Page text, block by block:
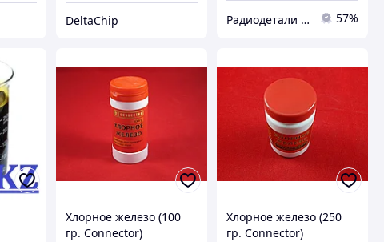
DeltaChip Радиодетали и робототехника в Казахстане "RadioMart" 57%
Хлорное железо (100
гр. Сonnector)
Хлорное железо (250
гр. Сonnector)